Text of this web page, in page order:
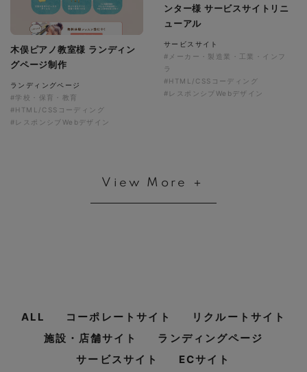
ンター様 サービスサイトリニ
ューアル
サービスサイト
#メーカー・製造業・工業・インフ
ラ
#HTML/CSSコーディング
#レスポンシブWebデザイン
木俣ピアノ教室様 ランディン
グページ制作
ランディングページ
#学校・保育・教育
#HTML/CSSコーディング
#レスポンシブWebデザイン
View More ＋
ALL コーポレートサイト
リクルートサイト
施設・店舗サイト
ランディングページ
サービスサイト
ECサイト